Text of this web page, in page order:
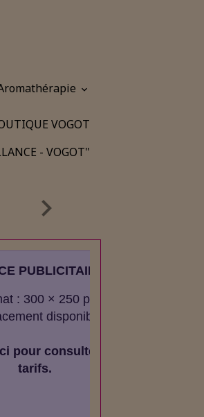
VOGOT
- VOGOT"
PUBLICITAIRE
: 300 × 250 px
disponible
pour consulter les
tarifs.